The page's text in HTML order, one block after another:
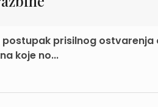
prisilnog
koje no...